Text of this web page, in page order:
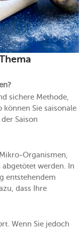
sichere Methode,
Sie saisonale
Saison
Organismen,
werden. In
entstehendem
dass Ihre
Wenn Sie jedoch